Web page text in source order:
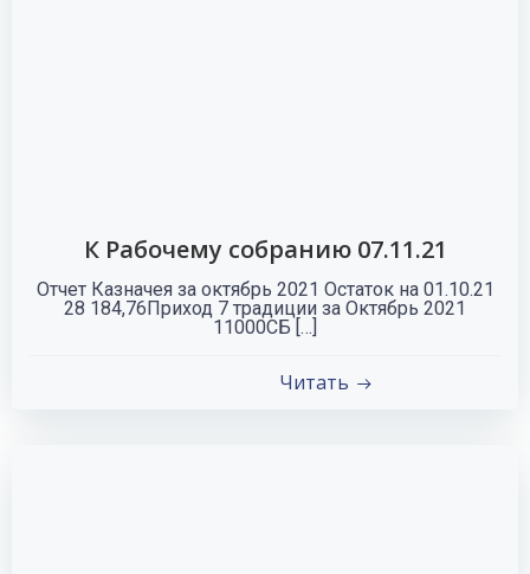
К Рабочему собранию 07.11.21
Отчет Казначея за октябрь 2021 Остаток на 01.10.21
28 184,76Приход 7 традиции за Октябрь 2021
11000СБ […]
Читать